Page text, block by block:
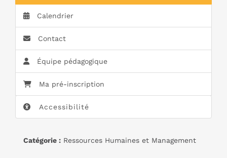
Calendrier
Contact
Équipe pédagogique
Ma pré-inscription
Accessibilité
Catégorie : Ressources Humaines et Management